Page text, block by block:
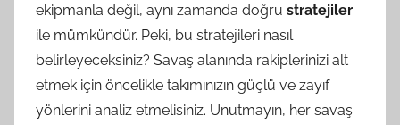
ekipmanla değil, aynı zamanda doğru stratejiler
ile mümkündür. Peki, bu stratejileri nasıl
belirleyeceksiniz? Savaş alanında rakiplerinizi alt
etmek için öncelikle takımınızın güçlü ve zayıf
yönlerini analiz etmelisiniz. Unutmayın, her savaş